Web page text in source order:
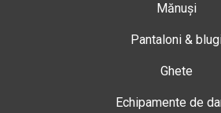
Mănuși
Pantaloni &
Ghete
Echipamente de